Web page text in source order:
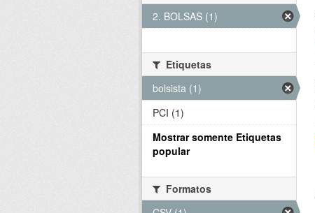
2. BOLSAS (1)
Etiquetas
bolsista (1)
PCI (1)
Mostrar somente Etiquetas
popular
Formatos